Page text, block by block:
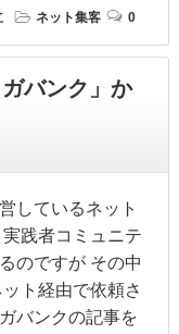
ネット集客 0
バンク」か
しているネット
践者コミュニテ
のですが その中
ト経由で依頼さ
バンクの記事を